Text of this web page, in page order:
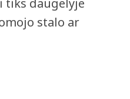
tiks daugelyje
stalo ar